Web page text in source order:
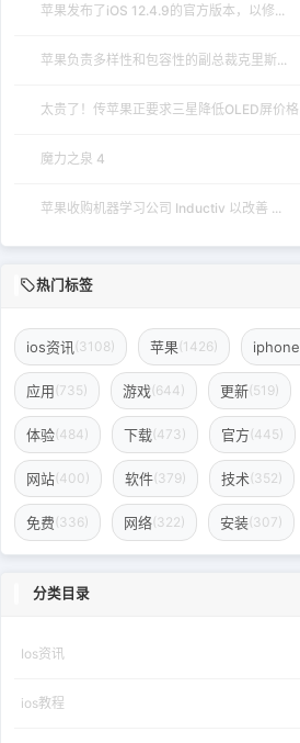
苹果发布了iOS 12.4.9的官方版本，以修...
苹果负责多样性和包容性的副总裁克里斯...
太贵了！传苹果正要求三星降低OLED屏价格
魔力之泉 4
苹果收购机器学习公司 Inductiv 以改善 ...
热门标签
ios资讯 (3108) 苹果(1426) iphone
应用(735) 游戏(644) 更新(519)
体验(484) 下载(473) 官方(445)
网站(400) 软件(379) 技术(352)
免费(336) 网络(322) 安装(307)
分类目录
Ios资讯
ios教程